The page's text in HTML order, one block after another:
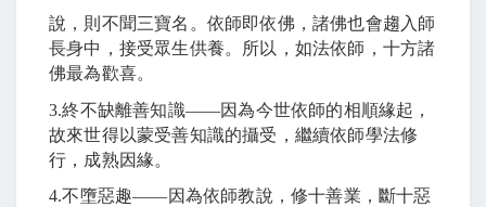
說，則不聞三寶名。依師即依佛，諸佛也會趨入師
長身中，接受眾生供養。所以，如法依師，十方諸
佛最為歡喜。
3.終不缺離善知識――因為今世依師的相順緣起，
故來世得以蒙受善知識的攝受，繼續依師學法修
行，成熟因緣。
4.不墮惡趣――因為依師教說，修十善業，斷十惡